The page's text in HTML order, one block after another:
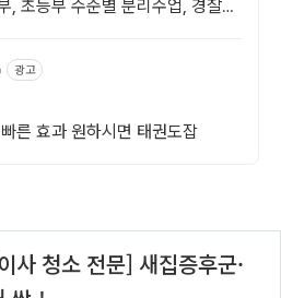
, 초등부 수준별 분리수업, 경찰가
광고
른 효과 원하시면 태권도잡